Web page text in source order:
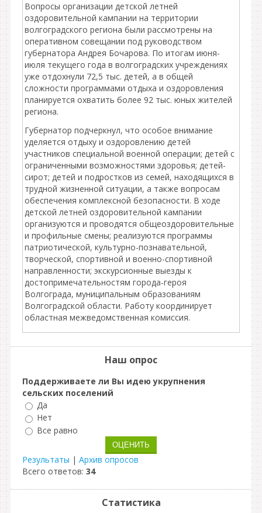
Вопросы организации детской летней
оздоровительной кампании на территории
волгоградского региона были рассмотрены на
оперативном совещании под руководством
губернатора Андрея Бочарова. По итогам июня-
июля текущего года в волгоградских учреждениях
уже отдохнули 72,5 тыс. детей, а в общей
сложности программами отдыха и оздоровления
планируется охватить более 92 тыс. юных жителей
региона.
Губернатор подчеркнул, что особое внимание
уделяется отдыху и оздоровлению детей
участников специальной военной операции; детей с
ограниченными возможностями здоровья; детей-
сирот; детей и подростков из семей, находящихся в
трудной жизненной ситуации, а также вопросам
обеспечения комплексной безопасности. В ходе
детской летней оздоровительной кампании
организуются и проводятся общеоздоровительные
и профильные смены; реализуются программы
патриотической, культурно-познавательной,
творческой, спортивной и военно-спортивной
направленности; экскурсионные выезды к
достопримечательностям города-героя
Волгограда, муниципальным образованиям
Волгоградской области. Работу координирует
областная межведомственная комиссия.
Наш опрос
Поддерживаете ли Вы идею укрупнения
сельских поселений
Да
Нет
Все равно
Результаты | Архив опросов
Всего ответов: 34
Статистика